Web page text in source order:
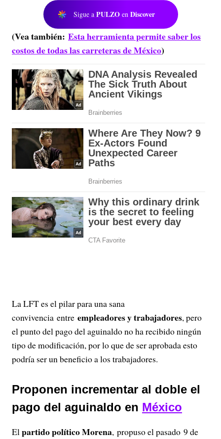
Sigue a PULZO en Discover
(Vea también: Esta herramienta permite saber los
costos de todas las carreteras de México)
La LFT es el pilar para una sana
convivencia entre empleadores y trabajadores, pero
el punto del pago del aguinaldo no ha recibido ningún
tipo de modificación, por lo que de ser aprobada esto
podría ser un beneficio a los trabajadores.
Proponen incrementar al doble el
pago del aguinaldo en México
Elpartido político Morena, propuso el pasado 9 de